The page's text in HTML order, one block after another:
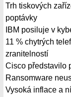
Trh tiskových
poptávky
IBM posiluje v
11 % chytrých
zranitelností
Cisco představilo
Ransomware
Vysoká inflace a